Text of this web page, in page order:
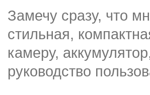
Замечу сразу, что
стильная,
камеру,
руководство